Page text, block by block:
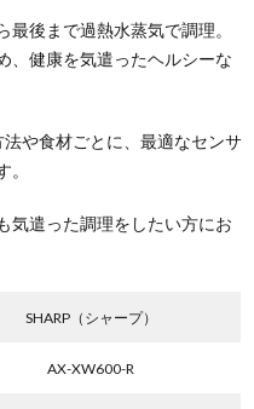
後まで過熱水蒸気で調理。
、健康を気遣ったヘルシーな
や食材ごとに、最適なセンサ
気遣った調理をしたい方にお
SHARP（シャープ）
AX-XW600-R